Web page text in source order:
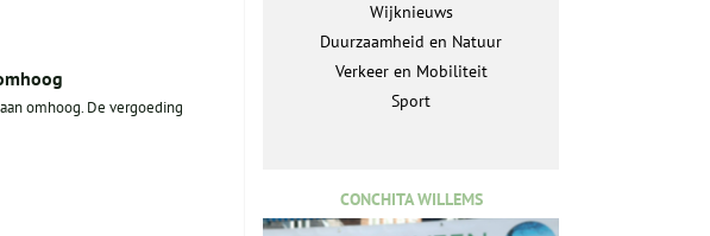
omhoog. De vergoeding
Wijknieuws
Duurzaamheid en Natuur
Verkeer en Mobiliteit
Sport
CONCHITA WILLEMS